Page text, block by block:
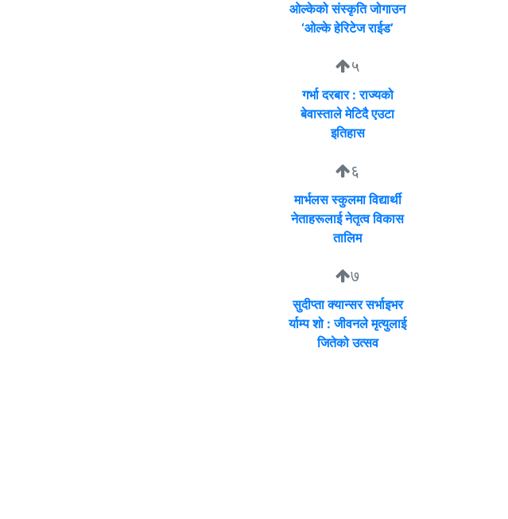
ओल्केको संस्कृति जोगाउन
‘ओल्के हेरिटेज राईड’
५
गर्भा दरबार : राज्यको
बेवास्ताले मेटिदै एउटा
इतिहास
६
मार्भलस स्कुलमा विद्यार्थी
नेताहरूलाई नेतृत्व विकास
तालिम
७
सुदीप्ता क्यान्सर सर्भाइभर
र्याम्प शो : जीवनले मृत्युलाई
जितेको उत्सव